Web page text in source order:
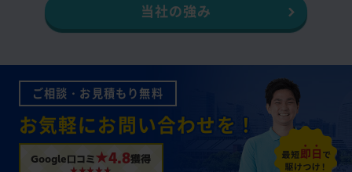
当社の強み
ご相談・お見積もり無料
お気軽にお問い合わせを！
Google口コミ ★4.8獲得